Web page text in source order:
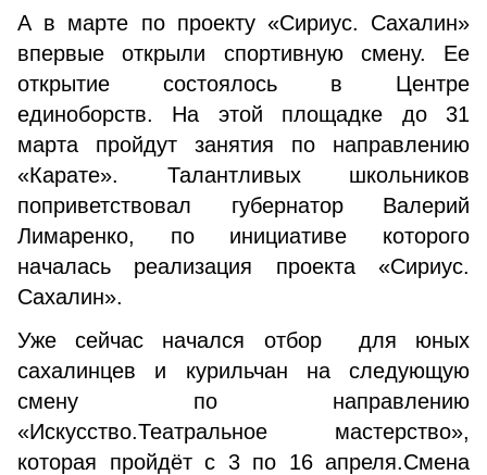
А в марте по проекту «Сириус. Сахалин»
впервые открыли спортивную смену. Ее
открытие состоялось в Центре
единоборств. На этой площадке до 31
марта пройдут занятия по направлению
«Карате». Талантливых школьников
поприветствовал губернатор Валерий
Лимаренко, по инициативе которого
началась реализация проекта «Сириус.
Сахалин».
Уже сейчас начался отбор для юных
сахалинцев и курильчан на следующую
смену по направлению
«Искусство.Театральное мастерство»,
которая пройдёт с 3 по 16 апреля.Смена